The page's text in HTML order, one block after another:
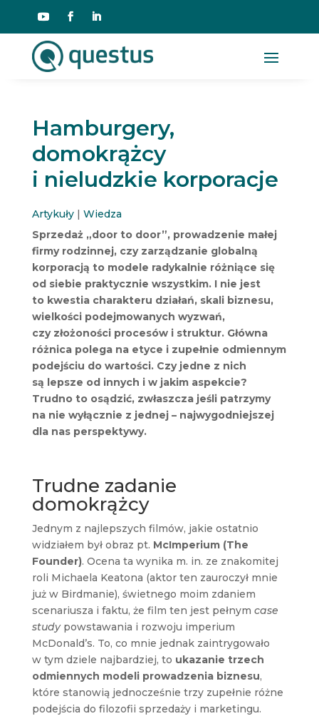
Hamburgery,
domokrążcy
i nieludzkie korporacje
Artykuły| Wiedza
Sprzedaż „door to door”, prowadzenie małej
firmy rodzinnej, czy zarządzanie globalną
korporacją to modele radykalnie różniące się
od siebie praktycznie wszystkim. I nie jest
to kwestia charakteru działań, skali biznesu,
wielkości podejmowanych wyzwań,
czy złożoności procesów i struktur. Główna
różnica polega na etyce i zupełnie odmiennym
podejściu do wartości. Czy jedne z nich
są lepsze od innych i w jakim aspekcie?
Trudno to osądzić, zwłaszcza jeśli patrzymy
na nie wyłącznie z jednej – najwygodniejszej
dla nas perspektywy.
Trudne zadanie
domokrążcy
Jednym z najlepszych filmów, jakie ostatnio
widziałem był obraz pt. McImperium (The
Founder). Ocena ta wynika m. in. ze znakomitej
roli Michaela Keatona (aktor ten zauroczył mnie
już w Birdmanie), świetnego moim zdaniem
scenariusza i faktu, że film ten jest pełnym case
studypowstawania i rozwoju imperium
McDonald’s. To, co mnie jednak zaintrygowało
w tym dziele najbardziej, to ukazanie trzech
odmiennych modeli prowadzenia biznesu,
które stanowią jednocześnie trzy zupełnie różne
podejścia do filozofii sprzedaży i marketingu.